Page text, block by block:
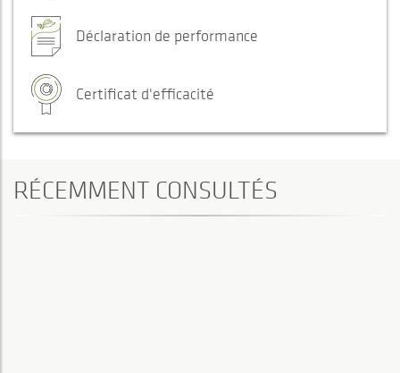
Déclaration de performance
Certificat d'efficacité
RÉCEMMENT CONSULTÉS